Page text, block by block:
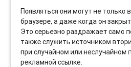
Появляться они могут не только
браузере, а даже когда он
Это серьезно раздражает само
также служить источником
при случайном или неслучайном
рекламной ссылке.